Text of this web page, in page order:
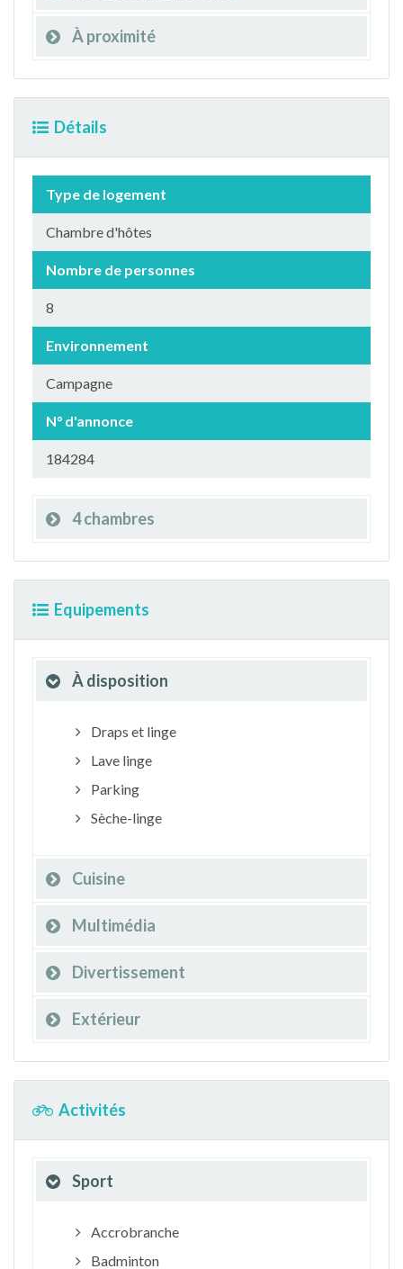
À proximité
Détails
Type de logement
Chambre d'hôtes
Nombre de personnes
8
Environnement
Campagne
N° d'annonce
184284
4 chambres
Equipements
À disposition
Draps et linge
Lave linge
Parking
Sèche-linge
Cuisine
Multimédia
Divertissement
Extérieur
Activités
Sport
Accrobranche
Badminton